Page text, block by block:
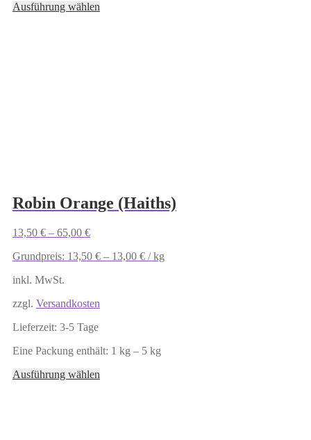
Ausführung wählen
Robin Orange (Haiths)
13,50 € – 65,00 €
Grundpreis: 13,50 € – 13,00 € /kg
inkl. MwSt.
zzgl. Versandkosten
Lieferzeit: 3-5 Tage
Eine Packung enthält: 1 kg – 5 kg
Ausführung wählen